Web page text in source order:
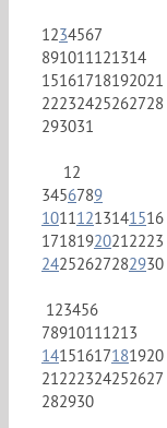
1 234567
891011 121314
15161718192021
22232425262728
293031
1 2
3456789
1011 1213141516
1718192021 2223
24252627282930
1 23456
7891011 1213
14151617181920
21 222324252627
282930